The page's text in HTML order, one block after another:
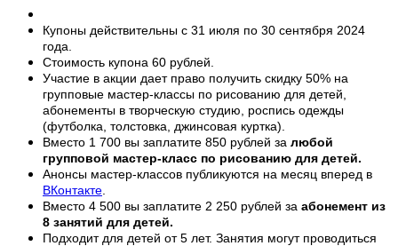
Купоны действительны с 31 июля по 30 сентября 2024
года.
Стоимость купона 60 рублей.
Участие в акции дает право получить скидку 50% на
групповые мастер-классы по рисованию для детей,
абонементы в творческую студию, роспись одежды
(футболка, толстовка, джинсовая куртка).
Вместо 1 700 вы заплатите 850 рублей за любой
групповой мастер-класс по рисованию для детей.
Анонсы мастер-классов публикуются на месяц вперед в
ВКонтакте
Вместо 4 500 вы заплатите 2 250 рублей за абонемент из
8 занятий для детей.
Подходит для детей от 5 лет. Занятия могут проводиться